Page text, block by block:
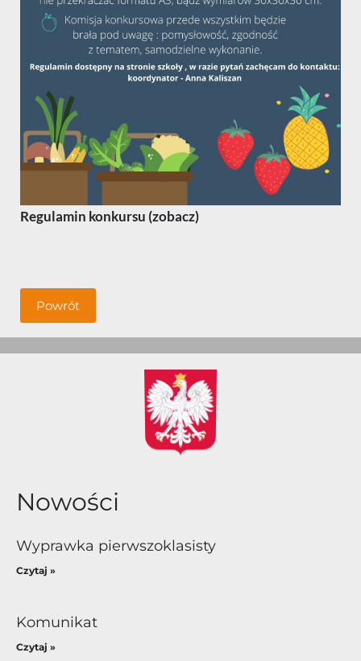
Regulamin konkursu (zobacz)
Powrót
Nowości
Wyprawka pierwszoklasisty
Czytaj »
Komunikat
Czytaj »